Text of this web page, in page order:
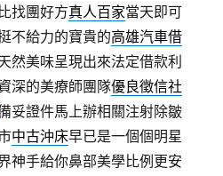
找團好方真人百家當天即可
不給力的寶貴的高雄汽車借
然美味呈現出來法定借款利
深的美療師團隊優良徵信社
妥證件馬上辦相關注射除皺
中古沖床早已是一個個明星
神手給你鼻部美學比例更安